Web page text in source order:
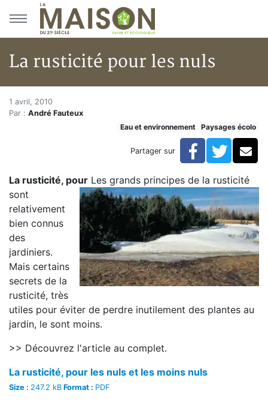
Aller au menu principal
Aller au contenu principal
La rusticité pour les nuls
Accueil
Articles
Eau et environnement
La rusticité pour les nuls
1 avril, 2010
Par : André Fauteux
Eau et environnement
Paysages écolo
Partager sur Facebook
La rusticité, pour Les grands principes de la rusticité
sont
relativement
bien connus
des
jardiniers.
Mais certains
secrets de la
rusticité, très
utiles pour éviter de perdre inutilement des plantes au
jardin, le sont moins.
>> Découvrez l'article au complet.
La rusticité, pour les nuls et les moins nuls
Size : 247.2 kB Format : PDF